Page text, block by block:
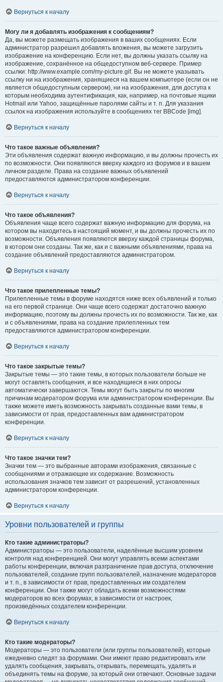
Вернуться к началу
Могу ли я добавлять изображения к сообщениям?
Да, вы можете размещать изображения в ваших сообщениях. Если
администратор разрешил добавлять вложения, вы можете загрузить
изображение на конференцию. Если нет, вы должны указать ссылку на
изображение, сохранённое на общедоступном веб-сервере. Пример
ссылки: http://www.example.com/my-picture.gif. Вы не можете указывать
ссылку ни на изображения, хранящиеся на вашем компьютере (если он не
является общедоступным сервером), ни на изображения, для доступа к
которым необходима аутентификация, как, например, на почтовые ящики
Hotmail или Yahoo, защищённые паролями сайты и т. п. Для указания
ссылок на изображения используйте в сообщениях тег BBCode [img].
Вернуться к началу
Что такое важные объявления?
Эти объявления содержат важную информацию, и вы должны прочесть их
по возможности. Они появляются вверху каждого из форумов и в вашем
личном разделе. Права на создание важных объявлений
предоставляются администратором конференции.
Вернуться к началу
Что такое объявления?
Объявления чаще всего содержат важную информацию для форума, на
котором вы находитесь в настоящий момент, и вы должны прочесть их по
возможности. Объявления появляются вверху каждой страницы форума,
в котором они созданы. Так же, как и с важными объявлениями, права на
создание объявлений предоставляются администратором.
Вернуться к началу
Что такое прилепленные темы?
Прилепленные темы в форуме находятся ниже всех объявлений и только
на его первой странице. Они чаще всего содержат достаточно важную
информацию, поэтому вы должны прочесть их по возможности. Так же, как
и с объявлениями, права на создание прилепленных тем
предоставляются администратором конференции.
Вернуться к началу
Что такое закрытые темы?
Закрытые темы — это такие темы, в которых пользователи больше не
могут оставлять сообщения, и все находящиеся в них опросы
автоматически завершаются. Темы могут быть закрыты по многим
причинам модератором форума или администратором конференции. Вы
также можете иметь возможность закрывать созданные вами темы, в
зависимости от прав, предоставленных вам администратором
конференции.
Вернуться к началу
Что такое значки тем?
Значки тем — это выбранные авторами изображения, связанные с
сообщениями и отражающие их содержание. Возможность
использования значков тем зависит от разрешений, установленных
администратором конференции.
Вернуться к началу
Уровни пользователей и группы
Кто такие администраторы?
Администраторы — это пользователи, наделённые высшим уровнем
контроля над конференцией. Они могут управлять всеми аспектами
работы конференции, включая разграничение прав доступа, отключение
пользователей, создание групп пользователей, назначение модераторов
и т. п., в зависимости от прав, предоставленных им создателем
конференции. Они также могут обладать всеми возможностями
модераторов во всех форумах, в зависимости от настроек,
произведённых создателем конференции.
Вернуться к началу
Кто такие модераторы?
Модераторы — это пользователи (или группы пользователей), которые
ежедневно следят за форумами. Они имеют право редактировать или
удалять сообщения, закрывать, открывать, перемещать, удалять и
объединять темы на форуме, за который они отвечают. Основные задачи